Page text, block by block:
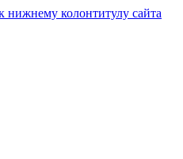
нижнему колонтитулу сайта